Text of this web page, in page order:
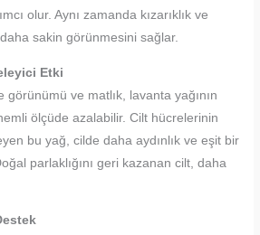
olur. Aynı zamanda kızarıklık ve
sakin görünmesini sağlar.
Etki
ve matlık, lavanta yağının
ölçüde azalabilir. Cilt hücrelerinin
bu yağ, cilde daha aydınlık ve eşit bir
parlaklığını geri kazanan cilt, daha